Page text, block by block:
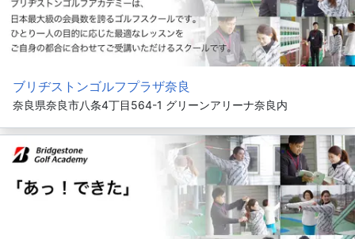
ブリヂストンゴルフプラザ奈良
奈良県奈良市八条4丁目564-1 グリーンアリーナ奈良内